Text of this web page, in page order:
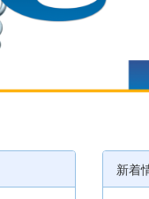
新着